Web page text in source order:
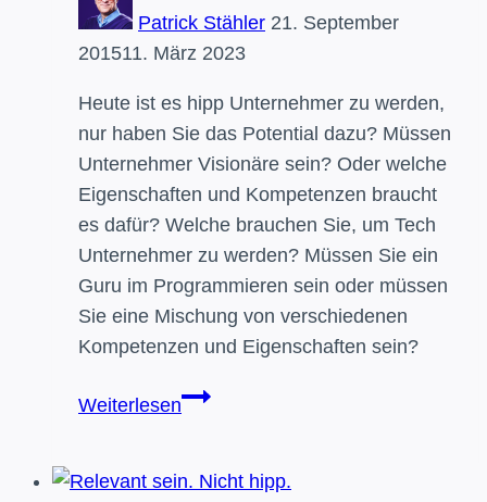
Patrick Stähler 21. September
201511. März 2023
Heute ist es hipp Unternehmer zu werden,
nur haben Sie das Potential dazu? Müssen
Unternehmer Visionäre sein? Oder welche
Eigenschaften und Kompetenzen braucht
es dafür? Welche brauchen Sie, um Tech
Unternehmer zu werden? Müssen Sie ein
Guru im Programmieren sein oder müssen
Sie eine Mischung von verschiedenen
Kompetenzen und Eigenschaften sein?
WeiterlesenHaben
Zeug